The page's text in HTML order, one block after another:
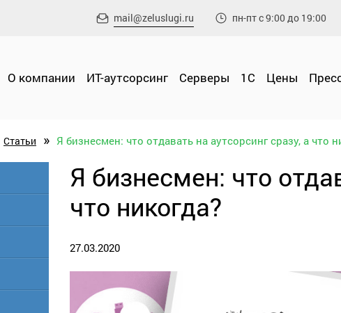
mail@zeluslugi.ru пн-пт с 9:00 до 19:00
О компании ИТ-аутсорсинг Cерверы 1С Цены
Статьи » Я бизнесмен: что отдавать на аутсорсинг сразу, а что
Я бизнесмен: что
что никогда?
27.03.2020